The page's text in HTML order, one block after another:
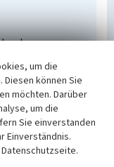
der freien
Die
um die
können Sie
möchten. Darüber
um die
Sie einverstanden
Einverständnis.